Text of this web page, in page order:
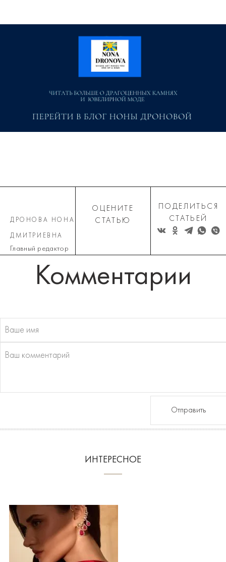
ДРОНОВА НОНА
ДМИТРИЕВНА
Главный редактор
ОЦЕНИТЕ
СТАТЬЮ
ПОДЕЛИТЬСЯ
СТАТЬЕЙ
Комментарии
Отправить
ИНТЕРЕСНОЕ